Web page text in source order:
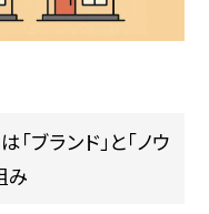
ブランド」と「ノウ
み